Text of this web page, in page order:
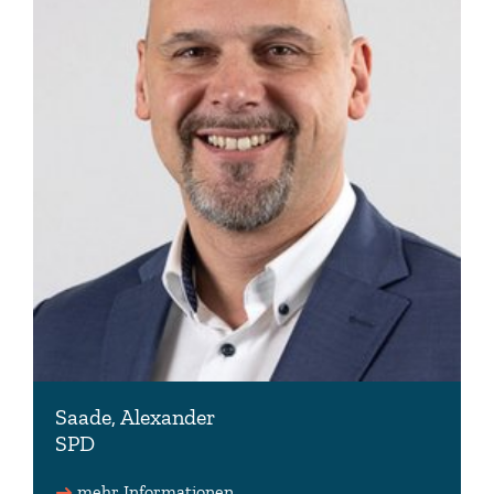
Saade, Alexander
SPD